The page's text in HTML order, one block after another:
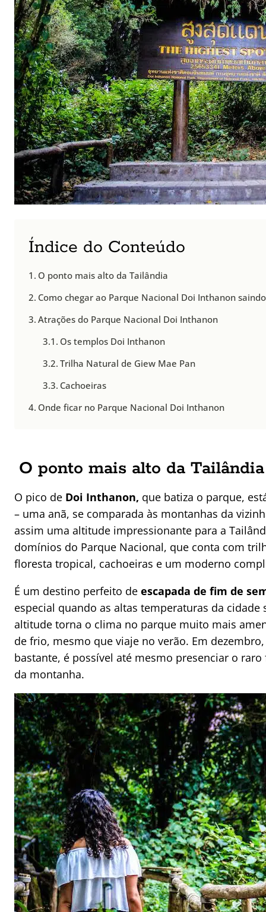
Índice do Conteúdo
O ponto mais alto da Tailândia
Como chegar ao Parque Nacional Doi Inthanon
Atrações do Parque Nacional Doi Inthanon
Os templos Doi Inthanon
Trilha Natural de Giew Mae Pan
Cachoeiras
Onde ficar no Parque Nacional Doi Inthanon
O ponto mais alto da Tailândia
O pico de Doi Inthanon, que batiza o parque,
– uma anã, se comparada às montanhas da
assim uma altitude impressionante para a
domínios do Parque Nacional, que conta com
floresta tropical, cachoeiras e um moderno
É um destino perfeito de escapada de fim de
especial quando as altas temperaturas da
altitude torna o clima no parque muito mais
de frio, mesmo que viaje no verão. Em
bastante, é possível até mesmo presenciar o
da montanha.